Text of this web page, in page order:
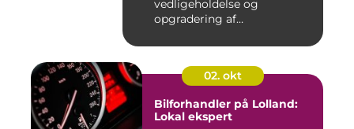
vedligeholdelse og
opgradering af
02. okt
Bilforhandler på Lolland:
Lokal ekspert